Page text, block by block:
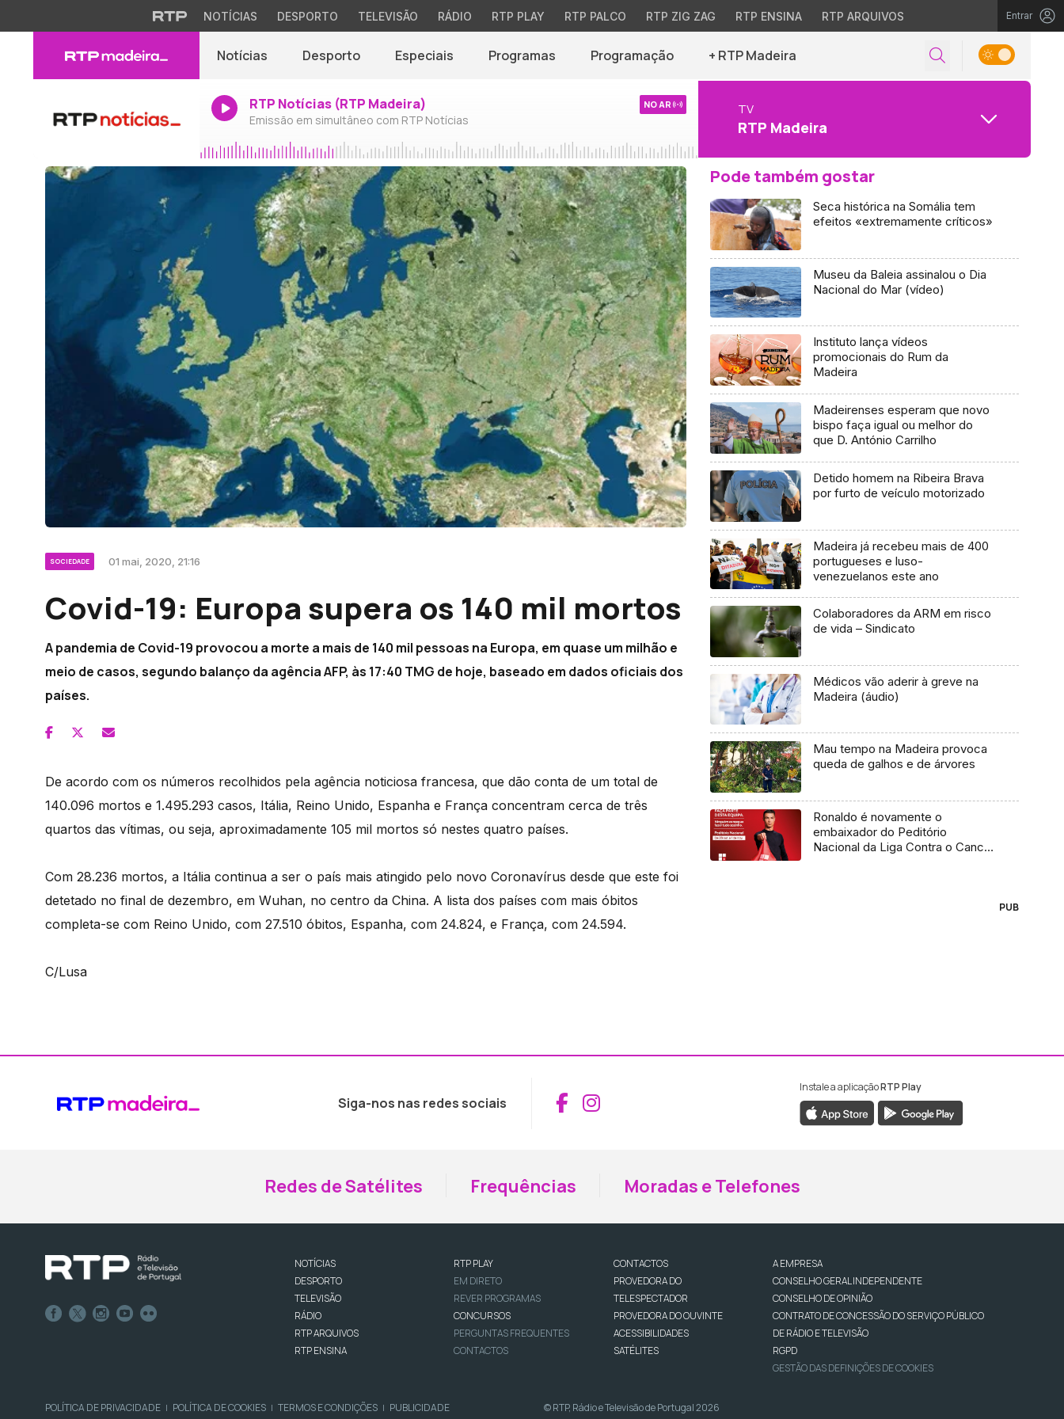
NOTÍCIAS DESPORTO TELEVISÃO RÁDIO RTP PLAY RTP PALCO RTP ZIG ZAG RTP ENSINA RTP ARQUIVOS Entrar
Notícias Desporto Especiais Programas Programação + RTP Madeira
RTP Notícias (RTP Madeira)
Emissão em simultâneo com RTP Notícias
NO AR TV
RTP Madeira
SOCIEDADE 01 mai, 2020, 21:16
Covid-19: Europa supera os 140 mil mortos
A pandemia de Covid-19 provocou a morte a mais de 140 mil pessoas na Europa, em quase um milhão e
meio de casos, segundo balanço da agência AFP, às 17:40 TMG de hoje, baseado em dados oficiais dos
países.
De acordo com os números recolhidos pela agência noticiosa francesa, que dão conta de um total de
140.096 mortos e 1.495.293 casos, Itália, Reino Unido, Espanha e França concentram cerca de três
quartos das vítimas, ou seja, aproximadamente 105 mil mortos só nestes quatro países.
Com 28.236 mortos, a Itália continua a ser o país mais atingido pelo novo Coronavírus desde que este foi
detetado no final de dezembro, em Wuhan, no centro da China. A lista dos países com mais óbitos
completa-se com Reino Unido, com 27.510 óbitos, Espanha, com 24.824, e França, com 24.594.
C/Lusa
Pode também gostar
Seca histórica na Somália tem
efeitos «extremamente críticos»
Museu da Baleia assinalou o Dia
Nacional do Mar (vídeo)
Instituto lança vídeos
promocionais do Rum da
Madeira
Madeirenses esperam que novo
bispo faça igual ou melhor do
que D. António Carrilho
Detido homem na Ribeira Brava
por furto de veículo motorizado
Madeira já recebeu mais de 400
portugueses e luso-
venezuelanos este ano
Colaboradores da ARM em risco
de vida – Sindicato
Médicos vão aderir à greve na
Madeira (áudio)
Mau tempo na Madeira provoca
queda de galhos e de árvores
Ronaldo é novamente o
embaixador do Peditório
Nacional da Liga Contra o Cancro
PUB
Siga-nos nas redes sociais Aceder ao Facebook da RTP Madeira
Aceder ao Instagram da RTP Madeira
Instale a aplicaçãoRTP Play
Redes de Satélites Frequências Moradas e Telefones
NOTÍCIAS
DESPORTO
TELEVISÃO
RÁDIO
RTP ARQUIVOS
RTP ENSINA
RTP PLAY
EM DIRETO
REVER PROGRAMAS
CONCURSOS
PERGUNTAS FREQUENTES
CONTACTOS
CONTACTOS
PROVEDORA DO
TELESPECTADOR
PROVEDORA DO OUVINTE
ACESSIBILIDADES
SATÉLITES
A EMPRESA
CONSELHO GERAL INDEPENDENTE
CONSELHO DE OPINIÃO
CONTRATO DE CONCESSÃO DO SERVIÇO PÚBLICO
DE RÁDIO E TELEVISÃO
RGPD
GESTÃO DAS DEFINIÇÕES DE COOKIES
POLÍTICA DE PRIVACIDADE | POLÍTICA DE COOKIES | TERMOS E CONDIÇÕES | PUBLICIDADE © RTP, Rádio e Televisão de Portugal 2026